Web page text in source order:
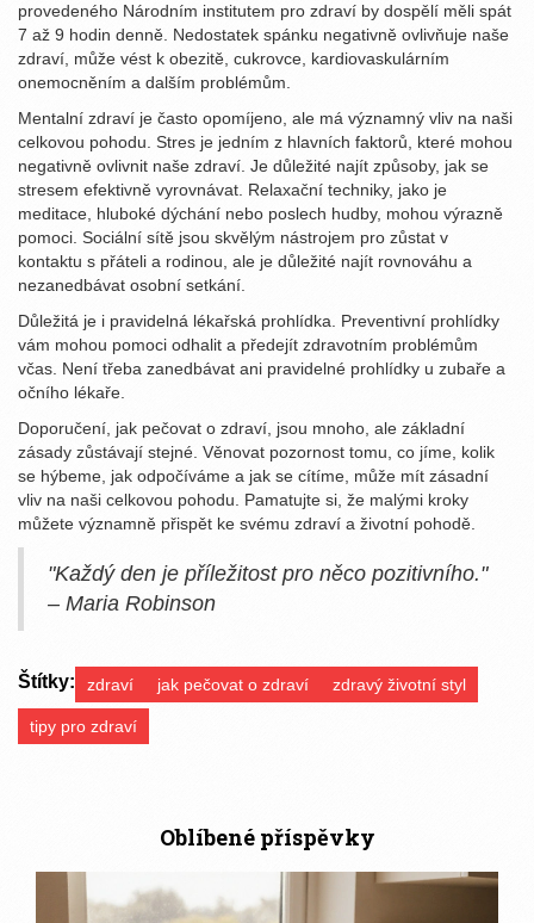
provedeného Národním institutem pro zdraví by dospělí měli spát
7 až 9 hodin denně. Nedostatek spánku negativně ovlivňuje naše
zdraví, může vést k obezitě, cukrovce, kardiovaskulárním
onemocněním a dalším problémům.
Mentalní zdraví je často opomíjeno, ale má významný vliv na naši
celkovou pohodu. Stres je jedním z hlavních faktorů, které mohou
negativně ovlivnit naše zdraví. Je důležité najít způsoby, jak se
stresem efektivně vyrovnávat. Relaxační techniky, jako je
meditace, hluboké dýchání nebo poslech hudby, mohou výrazně
pomoci. Sociální sítě jsou skvělým nástrojem pro zůstat v
kontaktu s přáteli a rodinou, ale je důležité najít rovnováhu a
nezanedbávat osobní setkání.
Důležitá je i pravidelná lékařská prohlídka. Preventivní prohlídky
vám mohou pomoci odhalit a předejít zdravotním problémům
včas. Není třeba zanedbávat ani pravidelné prohlídky u zubaře a
očního lékaře.
Doporučení, jak pečovat o zdraví, jsou mnoho, ale základní
zásady zůstávají stejné. Věnovat pozornost tomu, co jíme, kolik
se hýbeme, jak odpočíváme a jak se cítíme, může mít zásadní
vliv na naši celkovou pohodu. Pamatujte si, že malými kroky
můžete významně přispět ke svému zdraví a životní pohodě.
"Každý den je příležitost pro něco pozitivního."
– Maria Robinson
Štítky: zdraví jak pečovat o zdraví zdravý životní styl
tipy pro zdraví
Oblíbené příspěvky